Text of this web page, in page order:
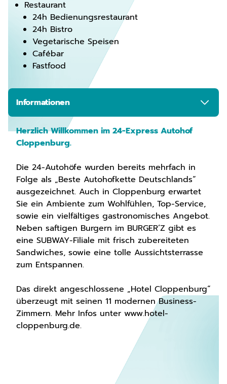
Restaurant
24h Bedienungsrestaurant
24h Bistro
Vegetarische Speisen
Cafébar
Fastfood
Informationen
Herzlich Willkommen im 24-Express Autohof
Cloppenburg.
Die 24-Autohöfe wurden bereits mehrfach in
Folge als „Beste Autohofkette Deutschlands“
ausgezeichnet. Auch in Cloppenburg erwartet
Sie ein Ambiente zum Wohlfühlen, Top-Service,
sowie ein vielfältiges gastronomisches Angebot.
Neben saftigen Burgern im BURGER’Z gibt es
eine SUBWAY-Filiale mit frisch zubereiteten
Sandwiches, sowie eine tolle Aussichtsterrasse
zum Entspannen.
Das direkt angeschlossene „Hotel Cloppenburg“
überzeugt mit seinen 11 modernen Business-
Zimmern. Mehr Infos unter www.hotel-
cloppenburg.de.